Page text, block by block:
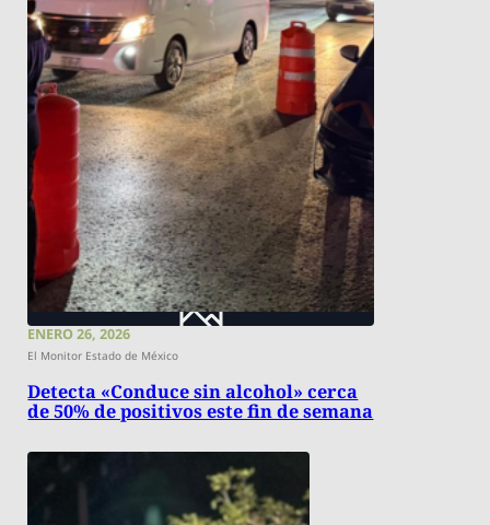
ENERO 26, 2026
El Monitor Estado de México
Detecta «Conduce sin alcohol» cerca
de 50% de positivos este fin de semana